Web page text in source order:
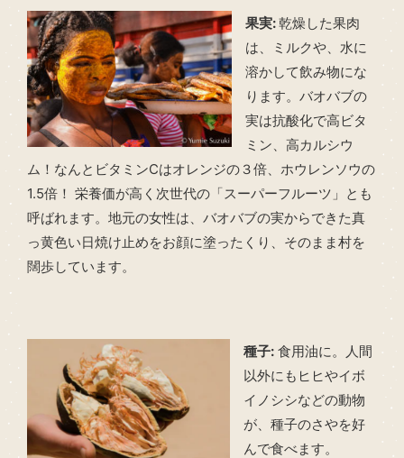
果実:乾燥した果肉
は、ミルクや、水に
溶かして飲み物にな
ります。バオバブの
実は抗酸化で高ビタ
ミン、高カルシウ
ム！なんとビタミンCはオレンジの３倍、ホウレンソウの
1.5倍！ 栄養価が高く次世代の「スーパーフルーツ」とも
呼ばれます。地元の女性は、バオバブの実からできた真
っ黄色い日焼け止めをお顔に塗ったくり、そのまま村を
闊歩しています。
種子: 食用油に。人間
以外にもヒヒやイボ
イノシシなどの動物
が、種子のさやを好
んで食べます。